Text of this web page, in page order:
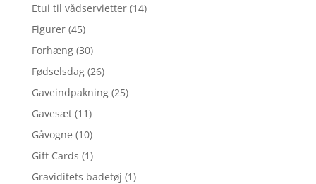
Etui til vådservietter (14)
Figurer (45)
Forhæng (30)
Fødselsdag (26)
Gaveindpakning (25)
Gavesæt (11)
Gåvogne (10)
Gift Cards (1)
Graviditets badetøj (1)